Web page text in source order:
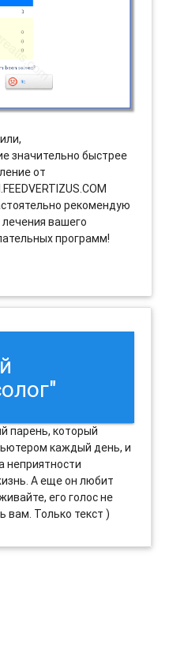
значительно быстрее
от
рекомендую
лечения вашего
программ!
парень, который
каждый день, и
неприятности
А еще он любит
его голос не
вам. Только текст )